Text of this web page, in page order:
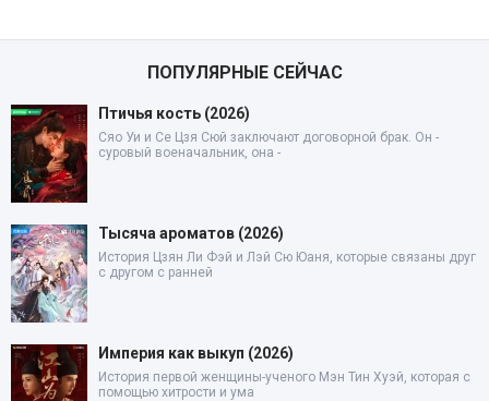
ПОПУЛЯРНЫЕ СЕЙЧАС
Птичья кость (2026)
Сяо Уи и Се Цзя Сюй заключают договорной брак. Он -
суровый военачальник, она -
Тысяча ароматов (2026)
История Цзян Ли Фэй и Лэй Сю Юаня, которые связаны друг
с другом с ранней
Империя как выкуп (2026)
История первой женщины-ученого Мэн Тин Хуэй, которая с
помощью хитрости и ума